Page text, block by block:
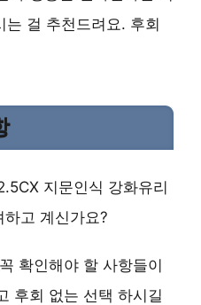
는 걸 추천드려요. 후회
지문인식 강화유리
고 계신가요?
확인해야 할 사항들이
후회 없는 선택 하시길